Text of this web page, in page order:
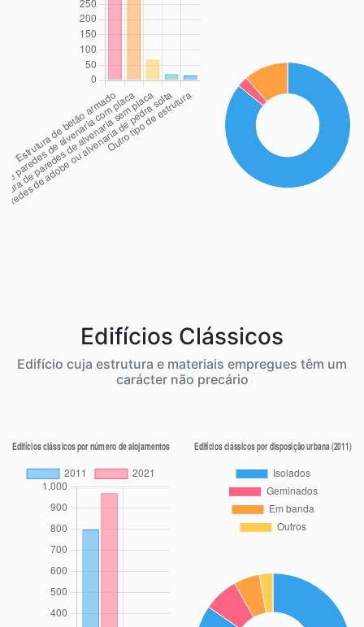
Edifícios Clássicos
Edifício cuja estrutura e materiais empregues têm um
carácter não precário